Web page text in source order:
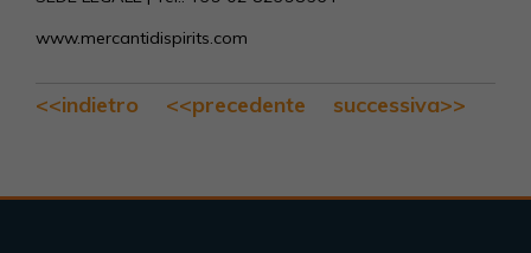
www.mercantidispirits.com
<<indietro <<precedente successiva>>